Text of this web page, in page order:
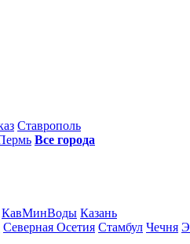
Ставрополь
Все города
КавМинВоды Казань
Северная Осетия Стамбул Чечня